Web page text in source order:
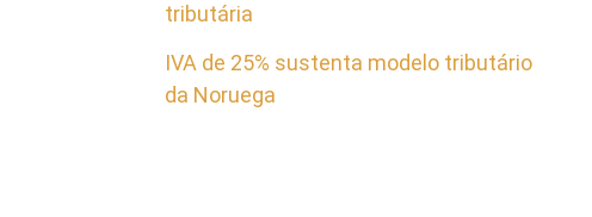
tributária
IVA de 25% sustenta modelo tributário
da Noruega